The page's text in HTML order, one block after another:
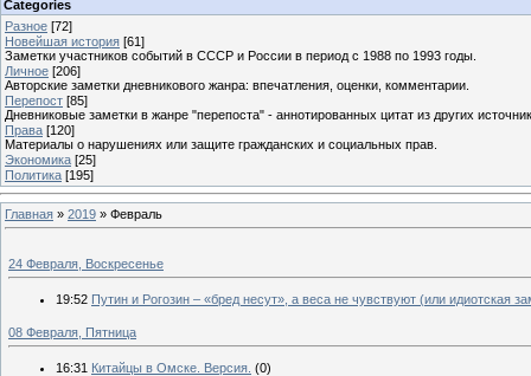
Categories
Разное [72]
Новейшая история [61]
Заметки участников событий в СССР и России в период с 1988 по 1993 годы.
Личное [206]
Авторские заметки дневникового жанра: впечатления, оценки, комментарии.
Перепост [85]
Дневниковые заметки в жанре "перепоста" - аннотированных цитат из других
Права [120]
Материалы о нарушениях или защите гражданских и социальных прав.
Экономика [25]
Политика [195]
Главная » 2019 » Февраль
24 Февраля, Воскресенье
19:52 Путин и Рогозин – «бред несут», а веса не чувствуют (или идиотская
08 Февраля, Пятница
16:31 Китайцы в Омске. Версия. (0)